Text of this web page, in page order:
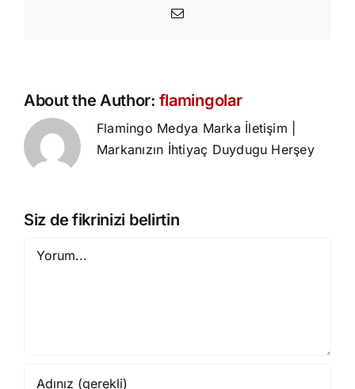
E-
About the Author: flamingolar
Flamingo Medya Marka İletişim |
Markanızın İhtiyaç Duydugu Herşey
Siz de fikrinizi belirtin
Yorum